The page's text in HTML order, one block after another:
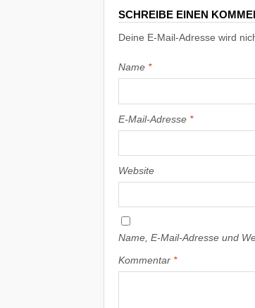
SCHREIBE EINEN
Deine E-Mail-Adresse wird
Name *
E-Mail-Adresse *
Website
Name, E-Mail-Adresse und
Kommentar *